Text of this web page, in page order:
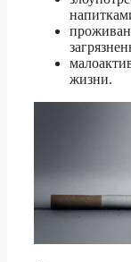
жизни.